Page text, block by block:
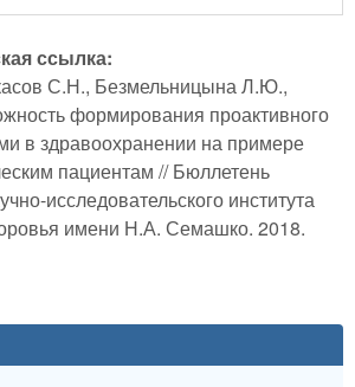
ссылка:
С.Н., Безмельницына Л.Ю.,
формирования проактивного
в здравоохранении на примере
пациентам // Бюллетень
исследовательского института
имени Н.А. Семашко. 2018.